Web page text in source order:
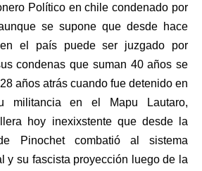
Político en chile condenado por
se supone que desde hace
el país puede ser juzgado por
condenas que suman 40 años se
años atrás cuando fue detenido en
militancia en el Mapu Lautaro,
hoy inexixstente que desde la
Pinochet combatió al sistema
y su fascista proyección luego de la